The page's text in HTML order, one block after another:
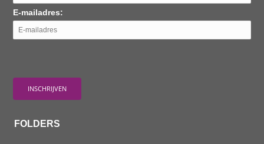
E-mailadres:
FOLDERS